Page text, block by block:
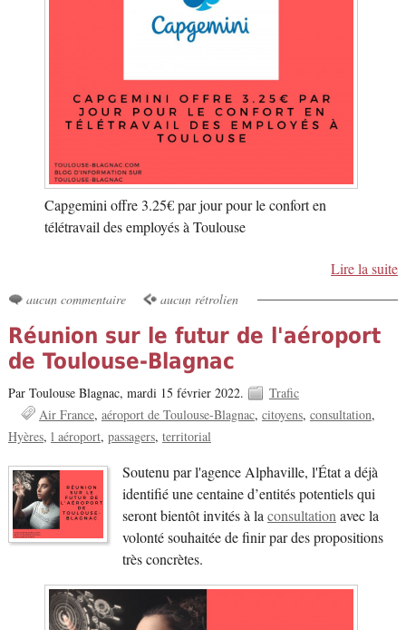
Capgemini offre 3.25€ par jour pour le confort en
télétravail des employés à Toulouse
Lire la suite
aucun commentaire aucun rétrolien
Réunion sur le futur de l'aéroport
de Toulouse-Blagnac
Par Toulouse Blagnac, mardi 15 février 2022.
Trafic
Air France aéroport de Toulouse-Blagnac citoyens consultation
Hyères l aéroport passagers territorial
Soutenu par l'agence Alphaville, l'État a déjà
identifié une centaine d’entités potentiels qui
seront bientôt invités à laconsultationavec la
volonté souhaitée de finir par des propositions
très concrètes.